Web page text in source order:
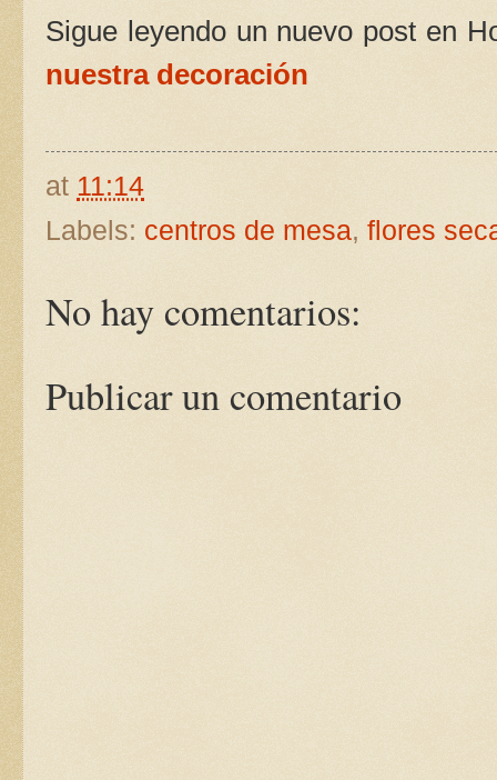
Sigue leyendo un nuevo post en
nuestra decoración
at 11:14
Labels: centros de mesa, flores
No hay comentarios:
Publicar un comentario